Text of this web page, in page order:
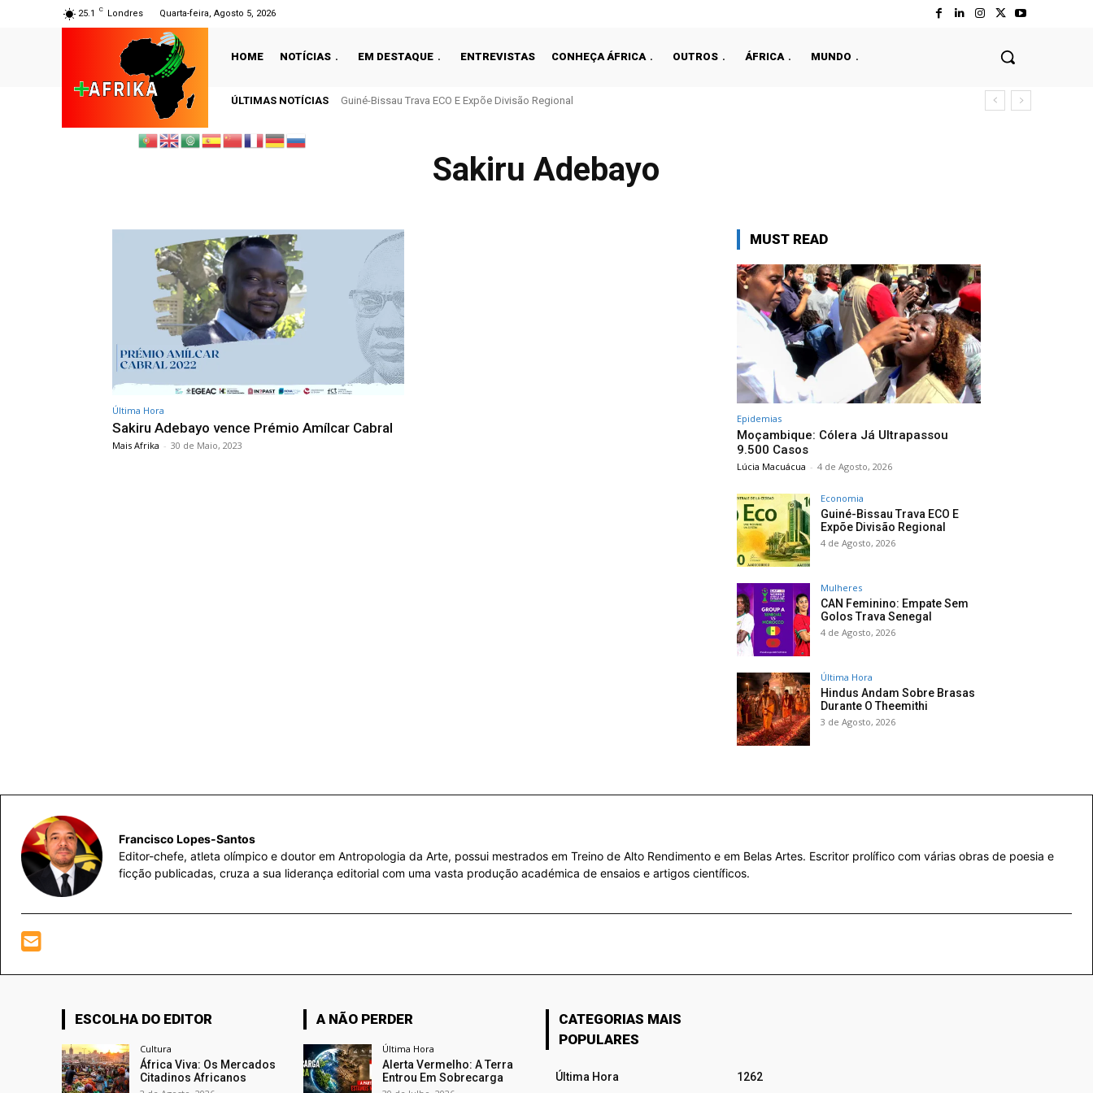
25.1 C Londres Quarta-feira, Agosto 5, 2026
HOME NOTÍCIAS EM DESTAQUE ENTREVISTAS CONHEÇA ÁFRICA OUTROS ÁFRICA MUNDO
ÚLTIMAS NOTÍCIAS Guiné-Bissau Trava ECO E Expõe Divisão Regional
Sakiru Adebayo
Última Hora
Sakiru Adebayo vence Prémio Amílcar Cabral
Mais Afrika - 30 de Maio, 2023
MUST READ
Epidemias
Moçambique: Cólera Já Ultrapassou
9.500 Casos
Lúcia Macuácua - 4 de Agosto, 2026
Economia
Guiné-Bissau Trava ECO E
Expõe Divisão Regional
4 de Agosto, 2026
Mulheres
CAN Feminino: Empate Sem
Golos Trava Senegal
4 de Agosto, 2026
Última Hora
Hindus Andam Sobre Brasas
Durante O Theemithi
3 de Agosto, 2026
Francisco Lopes-Santos
Editor-chefe, atleta olímpico e doutor em Antropologia da Arte, possui mestrados em Treino de Alto Rendimento e em Belas Artes. Escritor prolífico com várias obras de poesia e
ficção publicadas, cruza a sua liderança editorial com uma vasta produção académica de ensaios e artigos científicos.
ESCOLHA DO EDITOR
Cultura
África Viva: Os Mercados
Citadinos Africanos
A NÃO PERDER
Última Hora
Alerta Vermelho: A Terra
Entrou Em Sobrecarga
CATEGORIAS MAIS
POPULARES
Última Hora
1262